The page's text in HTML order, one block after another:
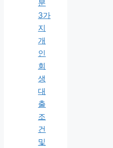
분
3가
지
개
인
회
생
대
출
조
건
및